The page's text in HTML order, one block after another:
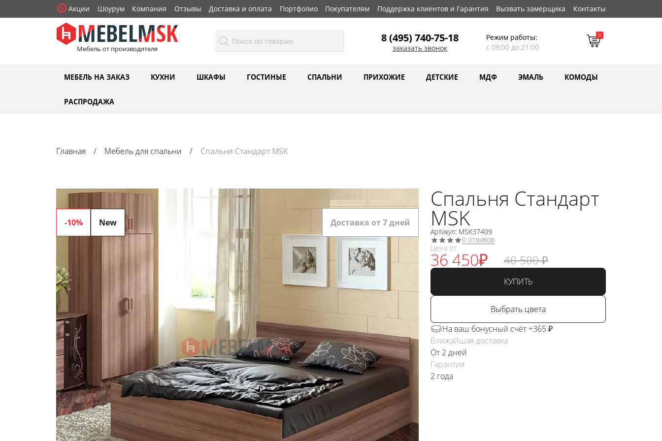
Акции Шоурум Компания Отзывы Доставка и оплата Портфолио Покупателям Поддержка клиентов и Гарантия Вызвать замерщика Контакты
Мебель от производителя
8 (495) 740-75-18
заказать звонок
Режим работы:
с 09:00 до 21:00
0
МЕБЕЛЬ НА ЗАКАЗ КУХНИ ШКАФЫ ГОСТИНЫЕ СПАЛЬНИ ПРИХОЖИЕ ДЕТСКИЕ МДФ ЭМАЛЬ КОМОДЫ
РАСПРОДАЖА
Главная Мебель для спальни Спальня Стандарт MSK
-10% New Доставка от 7 дней
Спальня Стандарт
MSK
Артикул: MSK37409
0 отзывов
Цена от
36 450₽ 40 500 ₽
КУПИТЬ
Выбрать цвета
На ваш бонусный счёт +365 ₽
Ближайшая доставка
От 2 дней
Гарантия
2 года